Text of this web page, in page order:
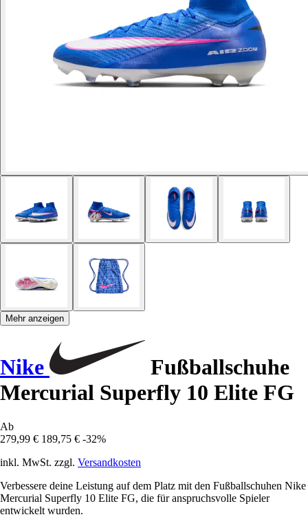
Mehr anzeigen
Nike
Fußballschuhe
Mercurial Superfly 10 Elite FG
Ab
279,99 € 189,75 € -32%
inkl. MwSt. zzgl. Versandkosten
Verbessere deine Leistung auf dem Platz mit den Fußballschuhen Nike
Mercurial Superfly 10 Elite FG, die für anspruchsvolle Spieler
entwickelt wurden.